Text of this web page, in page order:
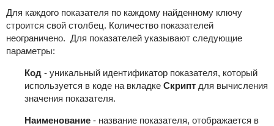
Для каждого показателя по каждому найденному ключу
строится свой столбец. Количество показателей
неограничено. Для показателей указывают следующие
параметры:
Код - уникальный идентификатор показателя, который
используется в коде на вкладке Скрипт для вычисления
значения показателя.
Наименование - название показателя, отображается в